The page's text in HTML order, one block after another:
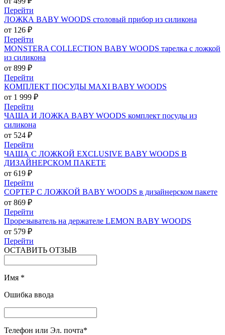
Перейти
ЛОЖКА BABY WOODS столовый прибор из силикона
от 126 ₽
Перейти
MONSTERA COLLECTION BABY WOODS тарелка с ложкой
из силикона
от 899 ₽
Перейти
КОМПЛЕКТ ПОСУДЫ MAXI BABY WOODS
от 1 999 ₽
Перейти
ЧАША И ЛОЖКА BABY WOODS комплект посуды из
силикона
от 524 ₽
Перейти
ЧАША С ЛОЖКОЙ EXCLUSIVE BABY WOODS В
ДИЗАЙНЕРСКОМ ПАКЕТЕ
от 619 ₽
Перейти
СОРТЕР С ЛОЖКОЙ BABY WOODS в дизайнерском пакете
от 869 ₽
Перейти
Прорезыватель на держателе LEMON BABY WOODS
от 579 ₽
Перейти
ОСТАВИТЬ ОТЗЫВ
Имя *
Ошибка ввода
Телефон или Эл. почта*